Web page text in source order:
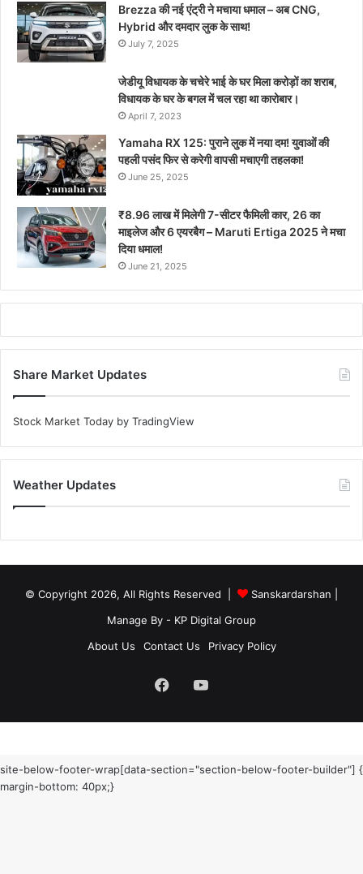
Brezza की नई एंट्री ने मचाया धमाल – अब CNG,
Hybrid और दमदार लुक के साथ!
July 7, 2025
जेडीयू विधायक के चचेरे भाई के घर मिला करोड़ों का शराब,
विधायक के घर के बगल में चल रहा था कारोबार।
April 7, 2023
Yamaha RX 125: पुराने लुक में नया दम! युवाओं की
पहली पसंद फिर से करेगी वापसी मचाएगी तहलका!
June 25, 2025
₹8.96 लाख में मिलेगी 7-सीटर फैमिली कार, 26 का
माइलेज और 6 एयरबैग – Maruti Ertiga 2025 ने मचा
दिया धमाल!
June 21, 2025
Share Market Updates
Stock Market Today by TradingView
Weather Updates
© Copyright 2026, All Rights Reserved | Sanskardarshan
Manage By - KP Digital Group
About Us
Contact Us Privacy Policy
FacebookYouTube
site-below-footer-wrap[data-section="section-below-footer-builder"] {
margin-bottom: 40px;}